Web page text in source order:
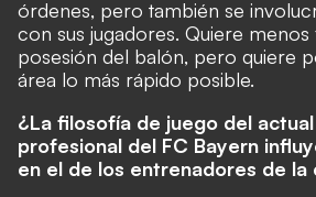
órdenes, pero también se
con sus jugadores. Quiere menos
posesión del balón, pero quiere
área lo más rápido posible.
¿La filosofía de juego del
profesional del FC Bayern
en el de los entrenadores de la